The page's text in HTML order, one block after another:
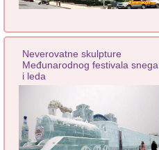
Neverovatne skulpture
Međunarodnog festivala snega
i leda